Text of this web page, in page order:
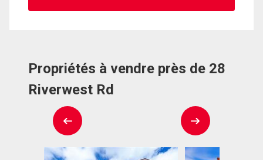
Propriétés à vendre près de 28
Riverwest Rd